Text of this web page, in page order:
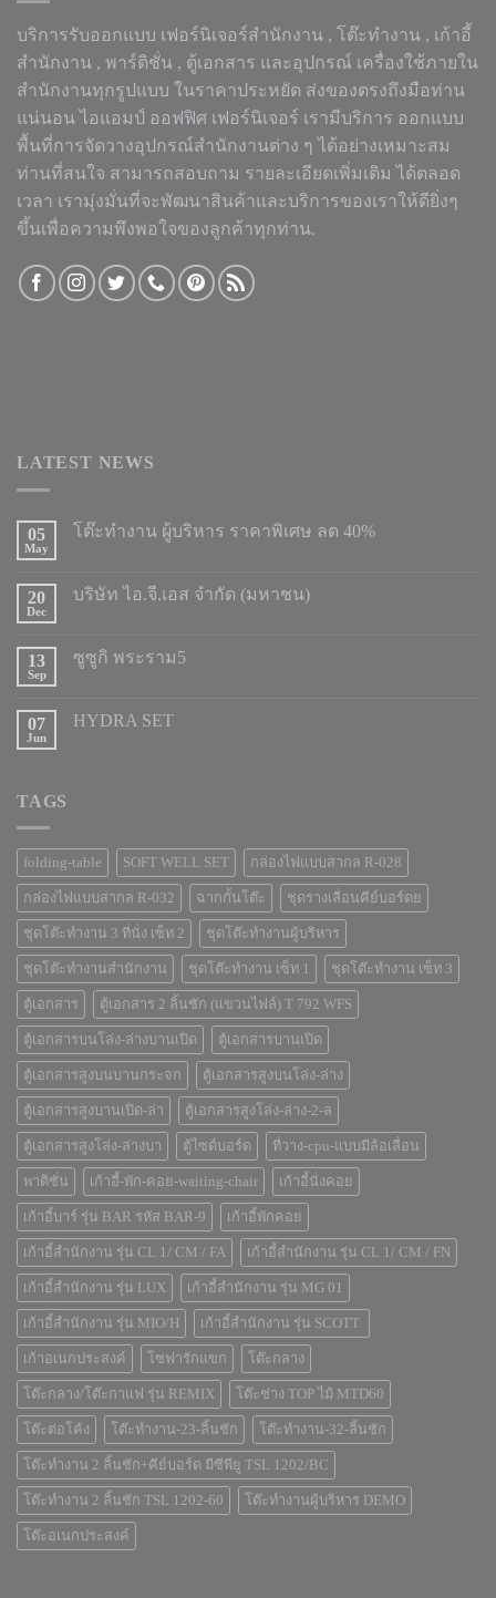
บริการรับออกแบบ เฟอร์นิเจอร์สำนักงาน , โต๊ะทำงาน , เก้าอี้
สำนักงาน , พาร์ติชั่น , ตู้เอกสาร และอุปกรณ์ เครื่องใช้ภายใน
สำนักงานทุกรูปแบบ ในราคาประหยัด ส่งของตรงถึงมือท่าน
แน่นอน ไอแอมป์ ออฟฟิศ เฟอร์นิเจอร์ เรามีบริการ ออกแบบ
พื้นที่การจัดวางอุปกรณ์สำนักงานต่าง ๆ ได้อย่างเหมาะสม
ท่านที่สนใจ สามารถสอบถาม รายละเอียดเพิ่มเติม ได้ตลอด
เวลา เรามุ่งมั่นที่จะพัฒนาสินค้าและบริการของเราให้ดียิ่งๆ
ขึ้นเพื่อความพึงพอใจของลูกค้าทุกท่าน.
LATEST NEWS
05
May
โต๊ะทำงาน ผู้บริหาร ราคาพิเศษ ลด 40%
20
Dec
บริษัท ไอ.จี.เอส จำกัด (มหาชน)
13
Sep
ซูซูกิ พระราม5
07
Jun
HYDRA SET
TAGS
folding-table SOFT WELL SET กล่องไฟแบบสากล R-028
กล่องไฟแบบสากล R-032 ฉากกั้นโต๊ะ ชุดรางเลื่อนคีย์บอร์ดย
ชุดโต๊ะทำงาน 3 ที่นั่ง เซ็ท 2 ชุดโต๊ะทำงานผู้บริหาร
ชุดโต๊ะทำงานสำนักงาน ชุดโต๊ะทำงาน เซ็ท 1 ชุดโต๊ะทำงาน เซ็ท 3
ตู้เอกสาร ตู้เอกสาร 2 ลิ้นชัก (แขวนไฟล์) T 792 WFS
ตู้เอกสารบนโล่ง-ล่างบานเปิด ตู้เอกสารบานเปิด
ตู้เอกสารสูงบนบานกระจก ตู้เอกสารสูงบนโล่ง-ล่าง
ตู้เอกสารสูงบานเปิด-ล่า ตู้เอกสารสูงโล่ง-ล่าง-2-ล
ตู้เอกสารสูงโล่ง-ล่างบา ตู้ไซด์บอร์ด ที่วาง-cpu-แบบมีล้อเลื่อน
พาติชั่น เก้าอี้-พัก-คอย-waiting-chair เก้าอี้นั่งคอย
เก้าอี้บาร์ รุ่น BAR รหัส BAR-9 เก้าอี้พักคอย
เก้าอี้สำนักงาน รุ่น CL 1/ CM / FA เก้าอี้สำนักงาน รุ่น CL 1/ CM / FN
เก้าอี้สำนักงาน รุ่น LUX เก้าอี้สำนักงาน รุ่น MG 01
เก้าอี้สำนักงาน รุ่น MIO/H เก้าอี้สำนักงาน รุ่น SCOTT
เก้าอเนกประสงค์ โซฟารักแขก โต๊ะกลาง
โต๊ะกลาง/โต๊ะกาแฟ รุ่น REMIX โต๊ะช่าง TOP ไม้ MTD60
โต๊ะต่อโค้ง โต๊ะทำงาน-23-ลิ้นชัก โต๊ะทำงาน-32-ลิ้นชัก
โต๊ะทำงาน 2 ลิ้นชัก+คีย์บอร์ด มีซีพียู TSL 1202/BC
โต๊ะทำงาน 2 ลิ้นชัก TSL 1202-60 โต๊ะทำงานผู้บริหาร DEMO
โต๊ะอเนกประสงค์